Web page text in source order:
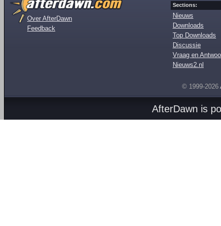
Over AfterDawn
Feedback
Sections:
Nieuws
Downloads
Top Downloads
Discussie
Vraag en
Nieuws2.nl
© 1999-2026
AfterDawn is